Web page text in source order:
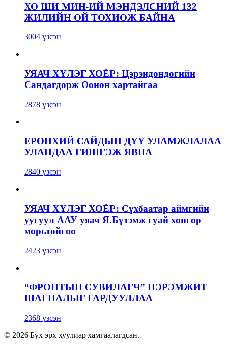
ХО ШИ МИН-ИЙ МЭНДЭЛСНИЙ 132
ЖИЛИЙН ОЙ ТОХИОЖ БАЙНА
3004 үзсэн
УЯАЧ ХҮЛЭГ ХОЁР: Цэрэндондогийн
Сандагдорж Оонон хартайгаа
2878 үзсэн
ЕРӨНХИЙ САЙДЫН ДҮҮ УЛАМЖЛАЛАА
УЛАНДАА ГИШГЭЖ ЯВНА
2840 үзсэн
УЯАЧ ХҮЛЭГ ХОЁР: Сүхбаатар аймгийн
уугуул ААУ уяач Я.Бүтэмж гуай хонгор
морьтойгоо
2423 үзсэн
“ФРОНТЫН СУВИЛАГЧ” НЭРЭМЖИТ
ШАГНАЛЫГ ГАРДУУЛЛАА
2368 үзсэн
© 2026 Бүх эрх хуулиар хамгаалагдсан.